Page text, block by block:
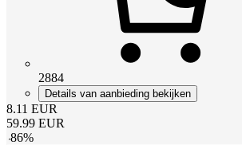
2884
Details van aanbieding bekijken
8.11 EUR
59.99 EUR
-86%